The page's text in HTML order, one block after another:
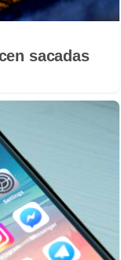
sacadas